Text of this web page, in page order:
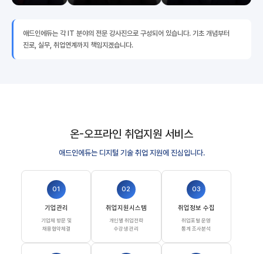
애드인에듀는 각 IT 분야의 전문 강사진으로 구성되어 있습니다. 기초 개념부터
진로, 실무, 취업연계까지 책임지겠습니다.
온-오프라인 취업지원 서비스
애드인에듀는 디지털 기술 취업 지원에 진심입니다.
01
기업관리
기업체 방문 및
채용협약체결
02
취업지원시스템
개인별 취업전략
수강생 관리
03
취업정보 수집
취업포털 운영
통계 조사분석